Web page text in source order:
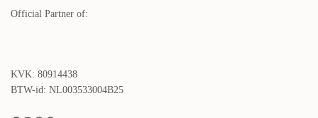
Official Partner of:
KVK: 80914438
BTW-id: NL003533004B25